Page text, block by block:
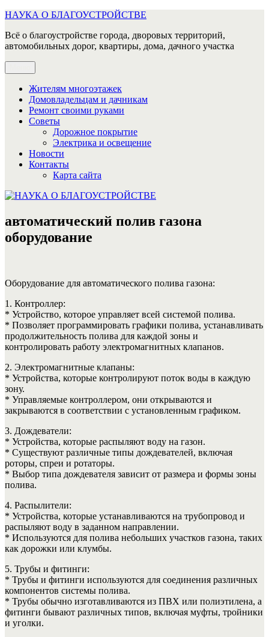
Перейти
содержимому
НАУКА О БЛАГОУСТРОЙСТВЕ
Всё о благоустройстве города, дворовых территорий,
автомобильных дорог, квартиры, дома, дачного участка
Жителям многоэтажек
Домовладельцам и дачникам
Ремонт своими руками
Советы
Дорожное покрытие
Электрика и освещение
Новости
Контакты
Карта сайта
автоматический полив газона
оборудование
Оборудование для автоматического полива газона:
1. Контроллер:
* Устройство, которое управляет всей системой полива.
* Позволяет программировать графики полива, устанавливать
продолжительность полива для каждой зоны и
контролировать работу электромагнитных клапанов.
2. Электромагнитные клапаны:
* Устройства, которые контролируют поток воды в каждую
зону.
* Управляемые контроллером, они открываются и
закрываются в соответствии с установленным графиком.
3. Дождеватели:
* Устройства, которые распыляют воду на газон.
* Существуют различные типы дождевателей, включая
роторы, спреи и ротаторы.
* Выбор типа дождевателя зависит от размера и формы зоны
полива.
4. Распылители:
* Устройства, которые устанавливаются на трубопровод и
распыляют воду в заданном направлении.
* Используются для полива небольших участков газона, таких
как дорожки или клумбы.
5. Трубы и фитинги:
* Трубы и фитинги используются для соединения различных
компонентов системы полива.
* Трубы обычно изготавливаются из ПВХ или полиэтилена, а
фитинги бывают различных типов, включая муфты, тройники
и уголки.